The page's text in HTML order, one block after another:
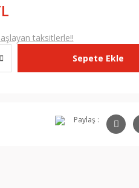
taksitlerle!!
Sepete Ekle
Paylaş :